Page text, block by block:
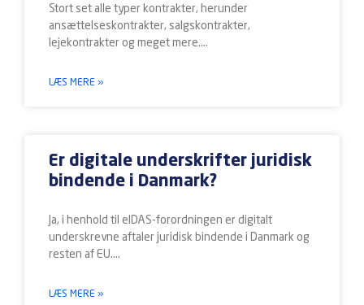
Stort set alle typer kontrakter, herunder
ansættelseskontrakter, salgskontrakter,
lejekontrakter og meget mere.
LÆS MERE »
Er digitale underskrifter juridisk
bindende i Danmark?
Ja, i henhold til eIDAS-forordningen er digitalt
underskrevne aftaler juridisk bindende i Danmark og
resten af EU.
LÆS MERE »